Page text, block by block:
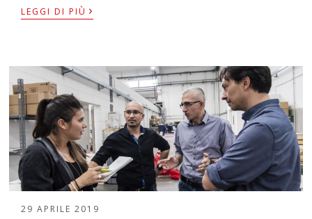
LEGGI DI PIÙ ›
29 APRILE 2019